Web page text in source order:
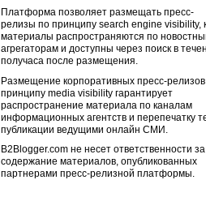
Платформа позволяет размещать пресс-
релизы по принципу search engine visibility,
материалы распространяются по
агрегаторам и доступны через поиск в
получаса после размещения.
Размещение корпоративных пресс-
принципу media visibility гарантирует
распространение материала по каналам
информационных агентств и перепечатку
публикации ведущими онлайн СМИ.
B2Blogger.com не несет ответственности за
содержание материалов, опубликованных
партнерами пресс-релизной платформы.